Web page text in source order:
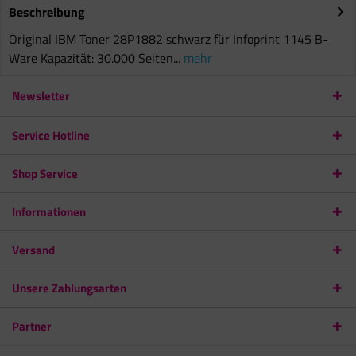
Beschreibung
Original IBM Toner 28P1882 schwarz für Infoprint 1145 B-
Ware Kapazität: 30.000 Seiten... mehr
Newsletter
Service Hotline
Shop Service
Informationen
Versand
Unsere Zahlungsarten
Partner